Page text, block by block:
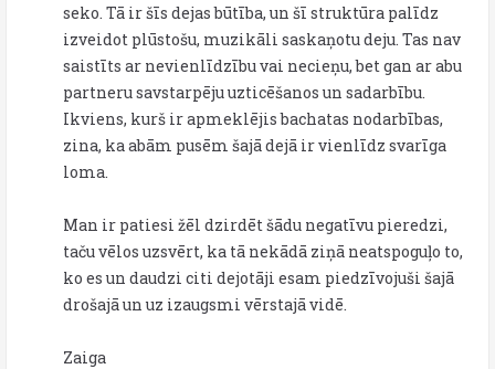
seko. Tā ir šīs dejas būtība, un šī struktūra palīdz
izveidot plūstošu, muzikāli saskaņotu deju. Tas nav
saistīts ar nevienlīdzību vai necieņu, bet gan ar abu
partneru savstarpēju uzticēšanos un sadarbību.
Ikviens, kurš ir apmeklējis bachatas nodarbības,
zina, ka abām pusēm šajā dejā ir vienlīdz svarīga
loma.
Man ir patiesi žēl dzirdēt šādu negatīvu pieredzi,
taču vēlos uzsvērt, ka tā nekādā ziņā neatspoguļo to,
ko es un daudzi citi dejotāji esam piedzīvojuši šajā
drošajā un uz izaugsmi vērstajā vidē.
Zaiga